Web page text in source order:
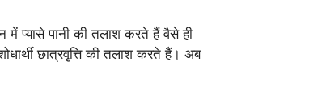
में प्यासे पानी की तलाश करते हैं वैसे ही
छात्रवृत्ति की तलाश करते हैं। अब